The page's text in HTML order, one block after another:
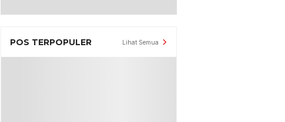
POS TERPOPULER Lihat Semua